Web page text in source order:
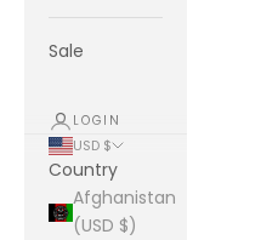
Sale
LOGIN
USD $
Country
Afghanistan
(USD $)